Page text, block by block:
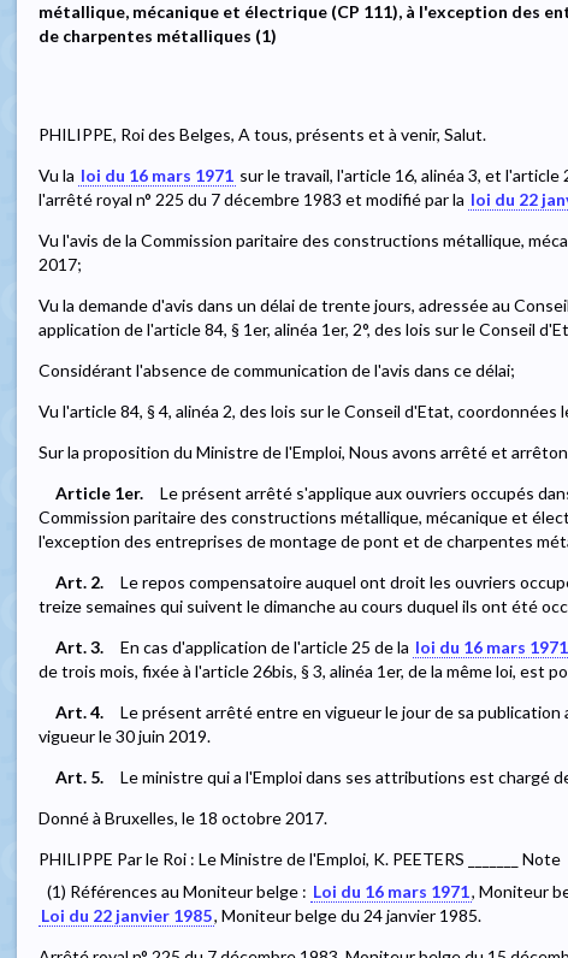
métallique, mécanique et électrique (CP 111), à l'exception des
de charpentes métalliques (1)
PHILIPPE, Roi des Belges, A tous, présents et à venir, Salut.
Vu la loi du 16 mars 1971 sur le travail, l'article 16, alinéa 3, et l'article
l'arrêté royal n° 225 du 7 décembre 1983 et modifié par la loi du 22
Vu l'avis de la Commission paritaire des constructions métallique,
2017;
Vu la demande d'avis dans un délai de trente jours, adressée au
application de l'article 84, § 1er, alinéa 1er, 2°, des lois sur le Conseil
Considérant l'absence de communication de l'avis dans ce délai;
Vu l'article 84, § 4, alinéa 2, des lois sur le Conseil d'Etat, coordonnées
Sur la proposition du Ministre de l'Emploi, Nous avons arrêté et
Article 1er.
Le présent arrêté s'applique aux ouvriers occupés
Commission paritaire des constructions métallique, mécanique et
l'exception des entreprises de montage de pont et de charpentes
Art. 2.
Le repos compensatoire auquel ont droit les ouvriers
treize semaines qui suivent le dimanche au cours duquel ils ont été
Art. 3.
En cas d'application de l'article 25 de la loi du 16 mars 1971
de trois mois, fixée à l'article 26bis, § 3, alinéa 1er, de la même loi, est
Art. 4.
Le présent arrêté entre en vigueur le jour de sa
vigueur le 30 juin 2019.
Art. 5.
Le ministre qui a l'Emploi dans ses attributions est chargé
Donné à Bruxelles, le 18 octobre 2017.
PHILIPPE Par le Roi : Le Ministre de l'Emploi, K. PEETERS _______ Note
(1) Références au Moniteur belge : Loi du 16 mars 1971, Moniteur
Loi du 22 janvier 1985, Moniteur belge du 24 janvier 1985.